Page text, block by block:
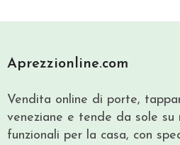
Aprezzionline.com
Vendita online di porte,
veneziane e tende da sole su
funzionali per la casa, con